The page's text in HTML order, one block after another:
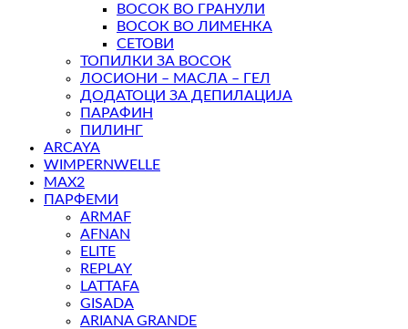
ВОСОК ВО ГРАНУЛИ
ВОСОК ВО ЛИМЕНКА
СЕТОВИ
ТОПИЛКИ ЗА ВОСОК
ЛОСИОНИ – МАСЛА – ГЕЛ
ДОДАТОЦИ ЗА ДЕПИЛАЦИЈА
ПАРАФИН
ПИЛИНГ
ARCAYA
WIMPERNWELLE
MAX2
ПАРФЕМИ
ARMAF
AFNAN
ELITE
REPLAY
LATTAFA
GISADA
ARIANA GRANDE